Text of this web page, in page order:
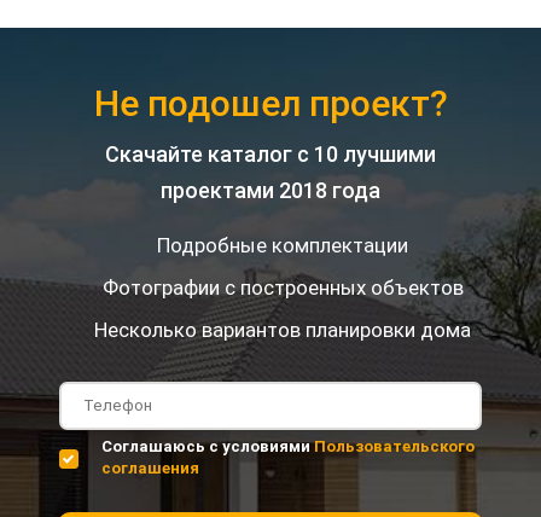
Не подошел проект?
Скачайте каталог с 10 лучшими
проектами 2018 года
Подробные комплектации
Фотографии с построенных объектов
Несколько вариантов планировки дома
Соглашаюсь с условиямиПользовательского
соглашения